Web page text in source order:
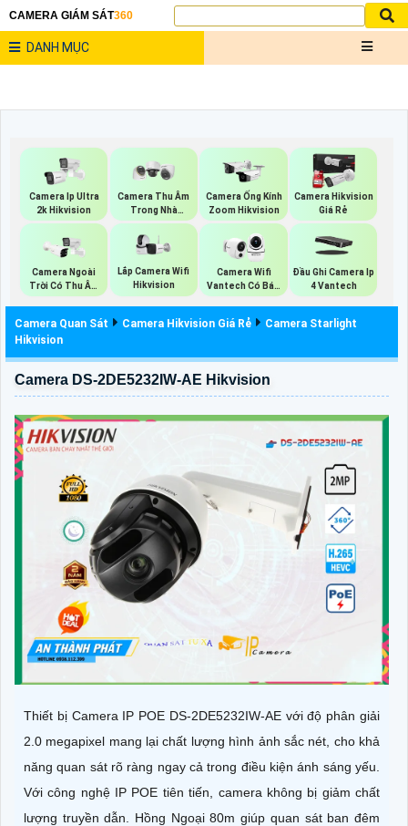
CAMERA GIÁM SÁT360
DANH MỤC
Camera Ip Ultra
2k Hikvision
Camera Thu Âm
Trong Nhà
Hikvision
Camera Ống Kính
Zoom Hikvision
Camera Hikvision
Giá Rẻ
Camera Ngoài
Trời Có Thu Âm
Hik
Lắp Camera Wifi
Hikvision
Camera Wifi
Vantech Có Báo
Động
Đầu Ghi Camera Ip
4 Vantech
Camera Quan Sát Camera Hikvision Giá Rẻ
Camera Starlight
Hikvision
Camera DS-2DE5232IW-AE Hikvision
Thiết bị Camera IP POE DS-2DE5232IW-AE với độ phân giải
2.0 megapixel mang lại chất lượng hình ảnh sắc nét, cho khả
năng quan sát rõ ràng ngay cả trong điều kiện ánh sáng yếu.
Với công nghệ IP POE tiên tiến, camera không bị giảm chất
lượng truyền dẫn. Hồng Ngoại 80m giúp quan sát ban đêm